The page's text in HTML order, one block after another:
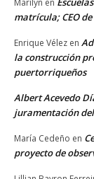
matrícula; CEO
Enrique Vélez en
la construcción
puertorriqueños
Albert Acevedo
juramentación del
María Cedeño en
proyecto de